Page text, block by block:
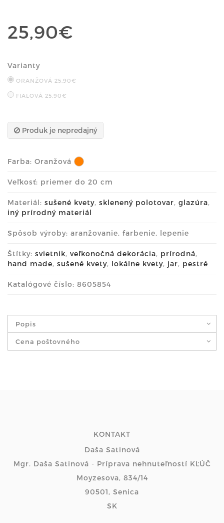
25,90€
Varianty
ORANŽOVÁ 25,90€
FIALOVÁ 25,90€
Produk je nepredajný
Farba: Oranžová
Veľkosť: priemer do 20 cm
Materiál: sušené kvety, sklenený polotovar, glazúra,
iný prírodný materiál
Spôsob výroby: aranžovanie, farbenie, lepenie
Štítky: svietnik, veľkonočná dekorácia, prírodná,
hand made, sušené kvety, lokálne kvety, jar, pestré
Katalógové číslo: 8605854
Popis
Cena poštovného
KONTAKT
Daša Satinová
Mgr. Daša Satinová - Príprava nehnuteľností KĽÚČ
Moyzesova, 834/14
90501, Senica
SK